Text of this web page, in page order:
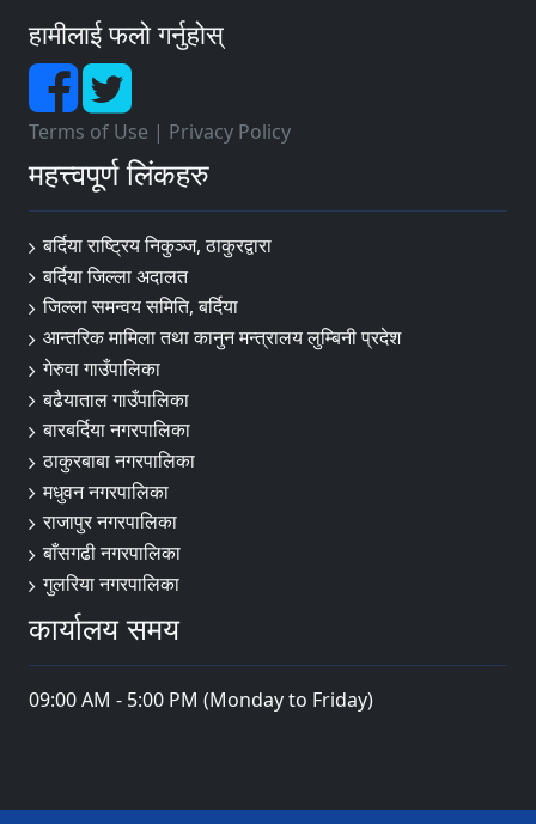
हामीलाई फलो गर्नुहोस्
Terms of Use | Privacy Policy
महत्त्वपूर्ण लिंकहरु
बर्दिया राष्ट्रिय निकुञ्ज, ठाकुरद्वारा
बर्दिया जिल्ला अदालत
जिल्ला समन्वय समिति, बर्दिया
आन्तरिक मामिला तथा कानुन मन्त्रालय लुम्बिनी प्रदेश
गेरुवा गाउँपालिका
बढैयाताल गाउँपालिका
बारबर्दिया नगरपालिका
ठाकुरबाबा नगरपालिका
मधुवन नगरपालिका
राजापुर नगरपालिका
बाँसगढी नगरपालिका
गुलरिया नगरपालिका
कार्यालय समय
09:00 AM - 5:00 PM (Monday to Friday)